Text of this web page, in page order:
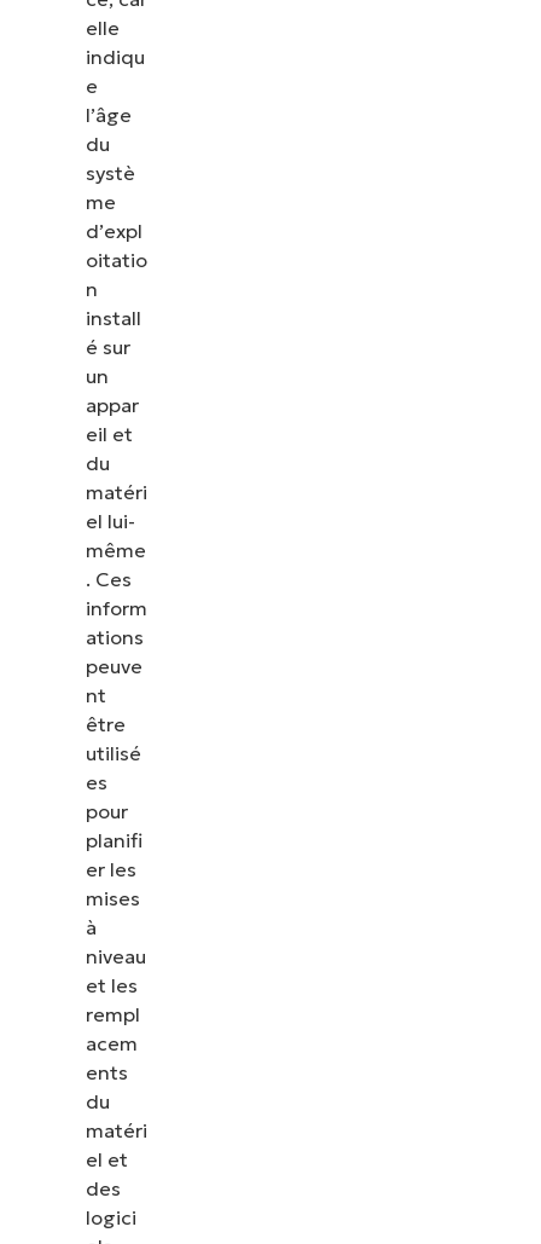
elle
indiqu
e
l’âge
du
systè
me
d’expl
oitatio
n
install
é sur
un
appar
eil et
du
matéri
el lui-
même
. Ces
inform
ations
peuve
nt
être
utilisé
es
pour
planifi
er les
mises
à
niveau
et les
rempl
acem
ents
du
matéri
el et
des
logici